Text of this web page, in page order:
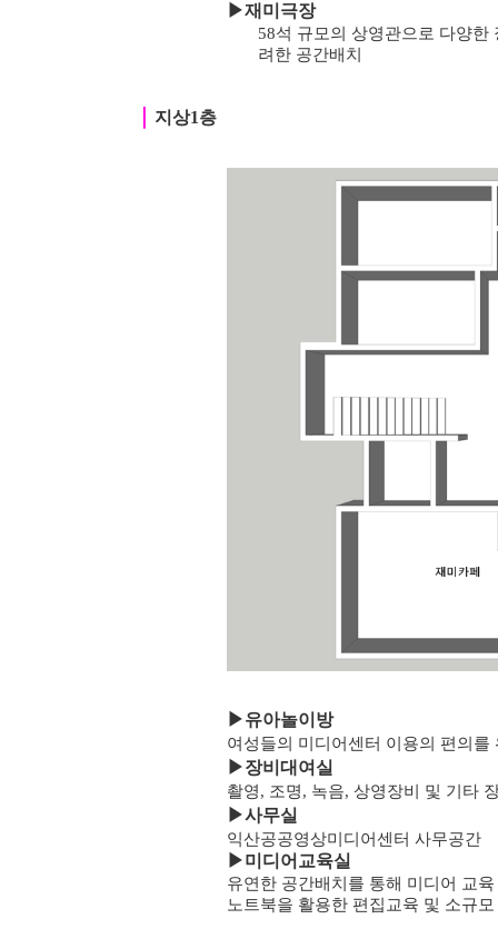
▶재미극장
58석 규모의 상영관으로 다양
려한 공간배치
지상1층
▶유아놀이방
여성들의 미디어센터 이용의 편의
▶장비대여실
촬영, 조명, 녹음, 상영장비 및 기타
▶사무실
익산공공영상미디어센터 사무공간
▶미디어교육실
유연한 공간배치를 통해 미디어 교
노트북을 활용한 편집교육 및 소규